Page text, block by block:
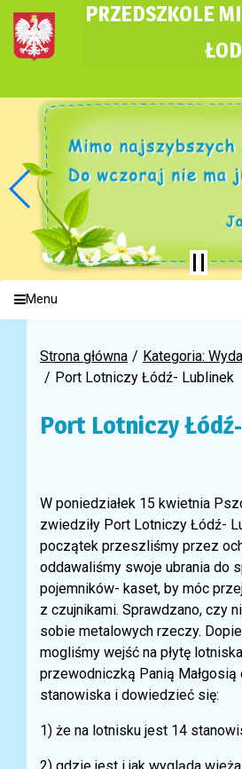
PRZEDSZKOLE
Menu
Strona główna
Kategoria:
Port Lotniczy Łódź- Lublinek
Port Lotniczy
W poniedziałek 15 kwietnia
zwiedziły Port Lotniczy Łódź-
początek przeszliśmy przez
oddawaliśmy swoje ubrania do
pojemników- kaset, by móc
z czujnikami. Sprawdzano, czy
sobie metalowych rzeczy.
mogliśmy wejść na płytę
przewodniczką Panią
stanowiska i dowiedzieć się:
1) że na lotnisku jest 14